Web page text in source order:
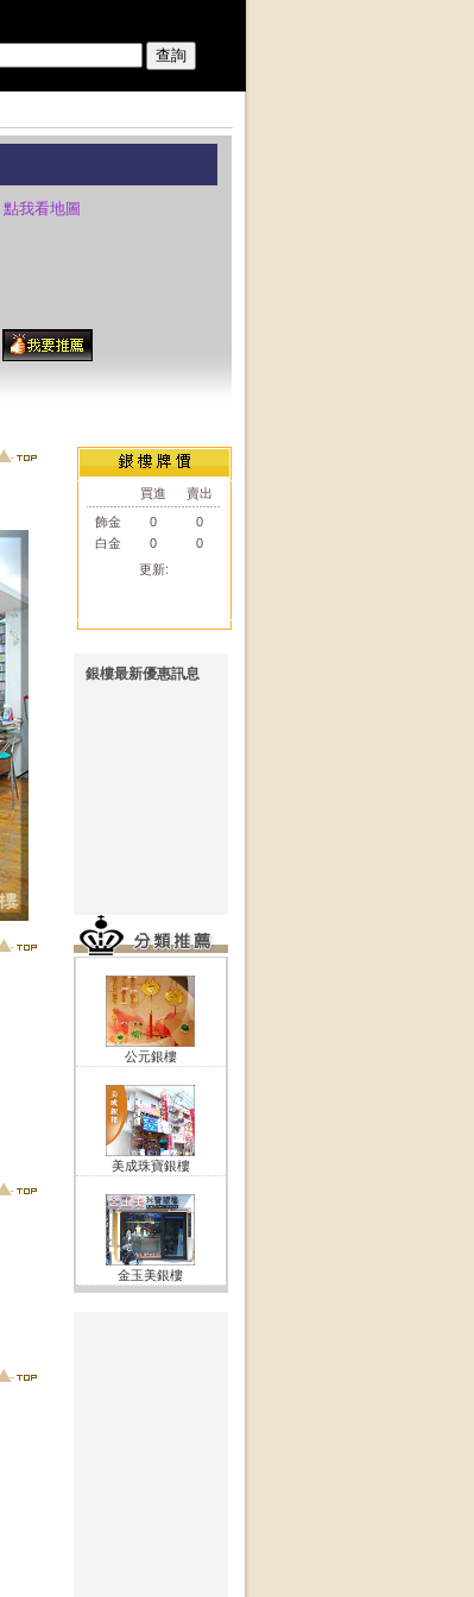
點我看地圖
買進
賣出
飾金
0
0
白金
0
0
更新:
銀樓最新優惠訊息
公元銀樓
美成珠寶銀樓
金玉美銀樓